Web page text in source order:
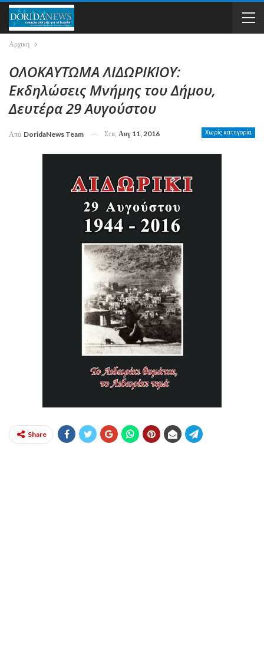
Αρχική
ΟΛΟΚΑΥΤΩΜΑ ΛΙΔΩΡΙΚΙΟΥ:
Εκδηλώσεις Μνήμης του Δήμου,
Δευτέρα 29 Αυγούστου
Χωρίς κατηγορία
Από DoridaNews Team Στις Αυγ 11, 2016
Share